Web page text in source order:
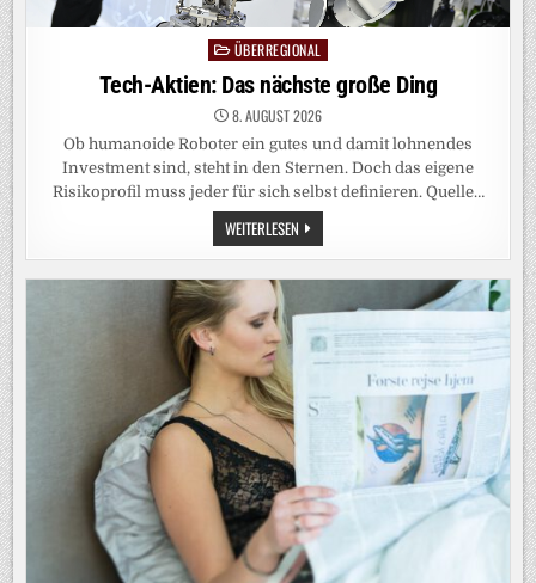
Posted
in
ÜBERREGIONAL
Tech-Aktien: Das nächste große Ding
8. AUGUST 2026
Ob humanoide Roboter ein gutes und damit lohnendes
Investment sind, steht in den Sternen. Doch das eigene
Risikoprofil muss jeder für sich selbst definieren. Quelle…
WEITERLESEN TECH-
AKTIEN:
DAS